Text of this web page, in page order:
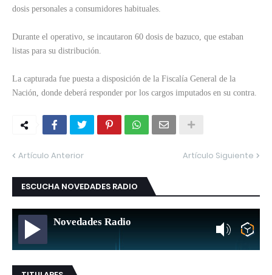
dosis personales a consumidores habituales.
Durante el operativo, se incautaron 60 dosis de bazuco, que estaban
listas para su distribución.
La capturada fue puesta a disposición de la Fiscalía General de la
Nación, donde deberá responder por los cargos imputados en su contra.
Artículo Anterior Artículo Siguiente
ESCUCHA NOVEDADES RADIO
Novedades Radio